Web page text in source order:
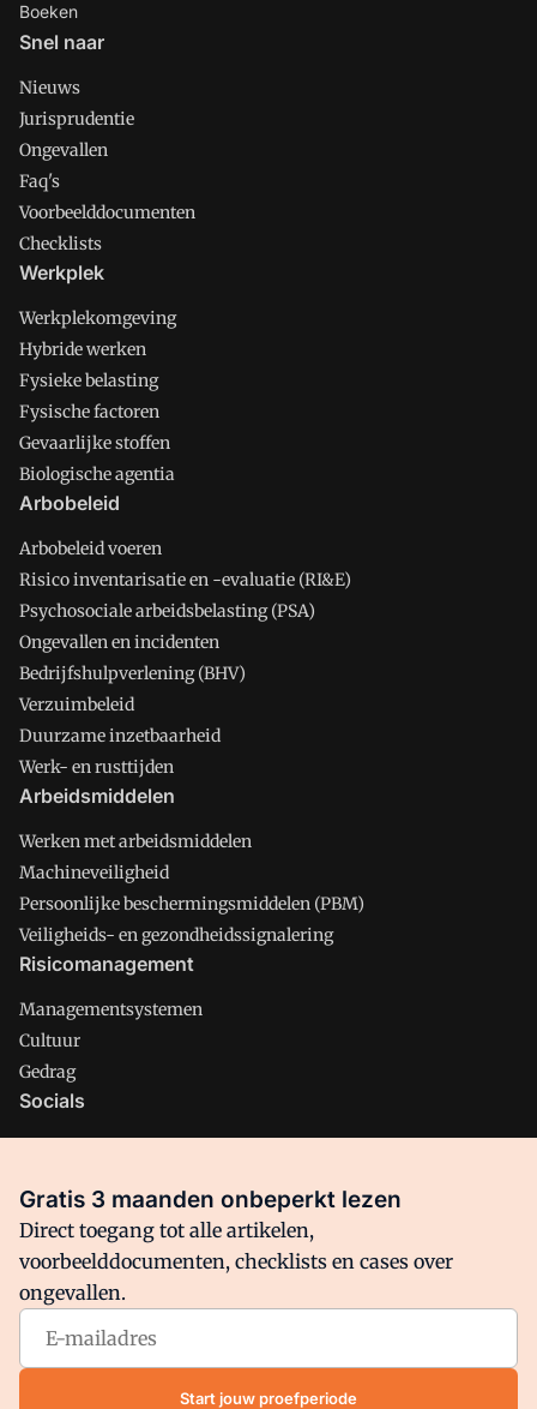
Boeken
Snel naar
Nieuws
Jurisprudentie
Ongevallen
Faq's
Voorbeelddocumenten
Checklists
Werkplek
Werkplekomgeving
Hybride werken
Fysieke belasting
Fysische factoren
Gevaarlijke stoffen
Biologische agentia
Arbobeleid
Arbobeleid voeren
Risico inventarisatie en -evaluatie (RI&E)
Psychosociale arbeidsbelasting (PSA)
Ongevallen en incidenten
Bedrijfshulpverlening (BHV)
Verzuimbeleid
Duurzame inzetbaarheid
Werk- en rusttijden
Arbeidsmiddelen
Werken met arbeidsmiddelen
Machineveiligheid
Persoonlijke beschermingsmiddelen (PBM)
Veiligheids- en gezondheidssignalering
Risicomanagement
Managementsystemen
Cultuur
Gedrag
Socials
Facebook
Arbo is onderdeel van VMN media. Lees inons manifestwaar
VMN media voor staat. Op gebruik van deze site zijn de
volgende regelingen van toepassing:Algemene Voorwaarden
Privacy en Cookie beleid|Privacy instellingen
Gratis 3 maanden onbeperkt lezen
Direct toegang tot alle artikelen,
voorbeelddocumenten, checklists en cases over
ongevallen.
Start jouw proefperiode